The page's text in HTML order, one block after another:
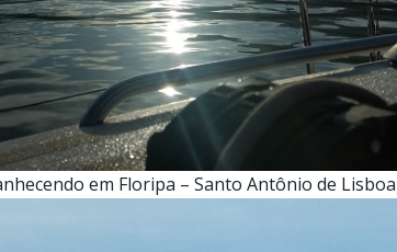
em Floripa – Santo Antônio de Lisboa